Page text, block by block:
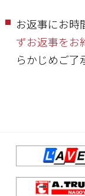
お返事にお時
ずお返事をお
らかじめご了